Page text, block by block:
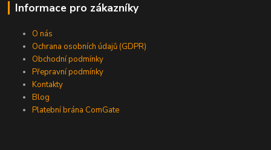
Informace pro zákazníky
O nás
Ochrana osobních údajů (GDPR)
Obchodní podmínky
Přepravní podmínky
Kontakty
Blog
Platební brána ComGate